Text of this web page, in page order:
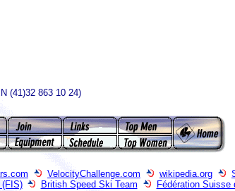
(41)32 863 10 24)
VelocityChallenge.com wikipedia.org
(FIS)
British Speed Ski Team Fédération